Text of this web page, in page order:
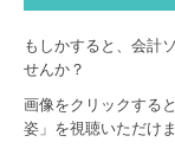
もしかすると、会計
せんか？
画像をクリックする
姿」を視聴いただけま